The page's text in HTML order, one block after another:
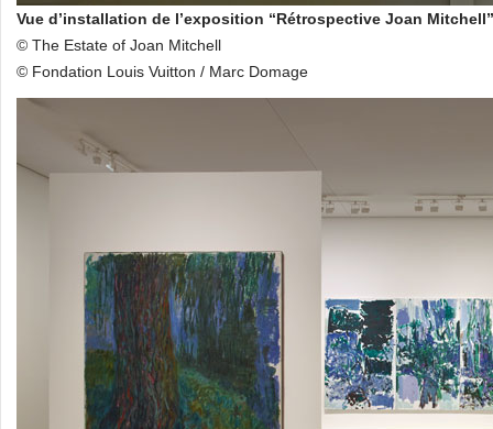
Vue d’installation de l’exposition “Rétrospective Joan Mitchell”
© The Estate of Joan Mitchell
© Fondation Louis Vuitton / Marc Domage